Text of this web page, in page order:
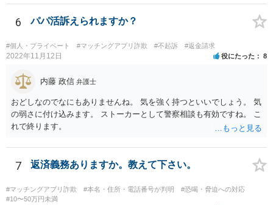
このまま続けても相手からの回収が全然見込めないようなケースな
ら、ここで依頼を終了したい、着手金を一部返してくれないかとか、
6 パパ活訴えられますか？
#個人・プライベート #マッチングアプリ詐欺 #不起訴 #返金請求
2022年11月12日 役にたった 8
内藤 政信 弁護士
おどしなのでなにもありませんね。 気を強く持つといいでしょう。 気
の弱さに付け込みます。 ストーカーとして警察相談も有効ですね。 こ
れで終ります。
7 返済義務ありますか。教えて下さい。
#マッチングアプリ詐欺 #本名・住所・電話番号が判明
#恐喝・脅迫への対応
#10〜50万円未満